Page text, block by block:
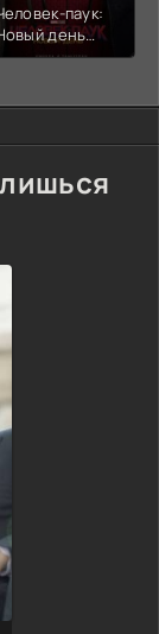
паук:
день